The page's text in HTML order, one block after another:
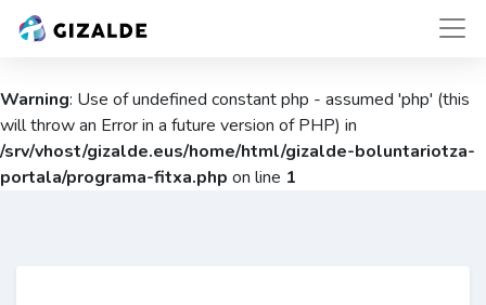
Warning: Use of undefined constant php - assumed 'php' (this
will throw an Error in a future version of PHP) in
/srv/vhost/gizalde.eus/home/html/gizalde-boluntariotza-
portala/programa-fitxa.php on line 1